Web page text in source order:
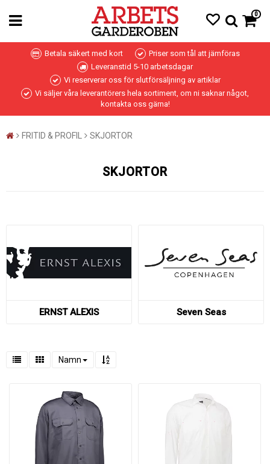
0
Betala säkert med kort
Priser som tål att jämföras
Leveranstid 5-10 arbetsdagar
Vi reserverar oss för slutförsäljning av artiklar
Vi säljer våra leverantörers hela sortiment, om ni saknar något,
kontakta oss gärna!
FRITID & PROFIL SKJORTOR
SKJORTOR
ERNST ALEXIS Seven Seas
Namn